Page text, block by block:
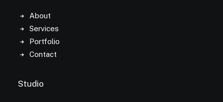
About
Services
Portfolio
Contact
Studio